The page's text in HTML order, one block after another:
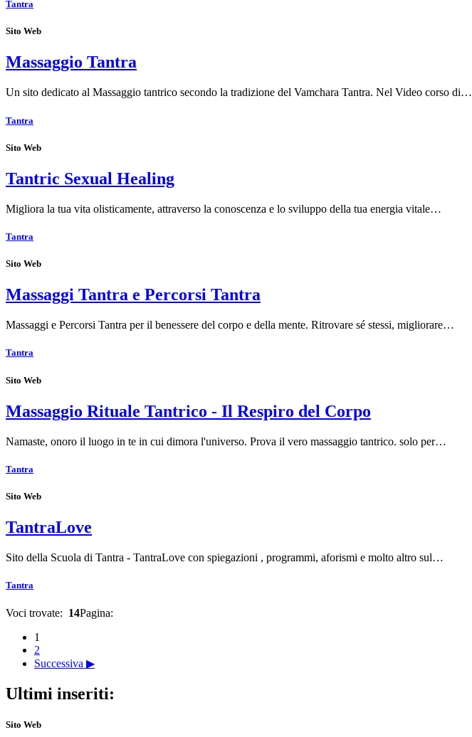
Tantra
Sito Web
Massaggio Tantra
Un sito dedicato al Massaggio tantrico secondo la tradizione del Vamchara Tantra. Nel Video corso di…
Tantra
Sito Web
Tantric Sexual Healing
Migliora la tua vita olisticamente, attraverso la conoscenza e lo sviluppo della tua energia vitale…
Tantra
Sito Web
Massaggi Tantra e Percorsi Tantra
Massaggi e Percorsi Tantra per il benessere del corpo e della mente. Ritrovare sé stessi, migliorare…
Tantra
Sito Web
Massaggio Rituale Tantrico - Il Respiro del Corpo
Namaste, onoro il luogo in te in cui dimora l'universo. Prova il vero massaggio tantrico. solo per…
Tantra
Sito Web
TantraLove
Sito della Scuola di Tantra - TantraLove con spiegazioni , programmi, aforismi e molto altro sul…
Tantra
Voci trovate: 14Pagina:
1
2
Successiva ▶
Ultimi inseriti:
Sito Web